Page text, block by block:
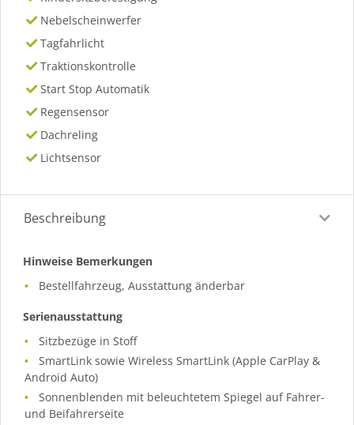
Nebelscheinwerfer
Tagfahrlicht
Traktionskontrolle
Start Stop Automatik
Regensensor
Dachreling
Lichtsensor
Beschreibung
Hinweise Bemerkungen
Bestellfahrzeug, Ausstattung änderbar
Serienausstattung
Sitzbezüge in Stoff
SmartLink sowie Wireless SmartLink (Apple CarPlay &
Android Auto)
Sonnenblenden mit beleuchtetem Spiegel auf Fahrer-
und Beifahrerseite